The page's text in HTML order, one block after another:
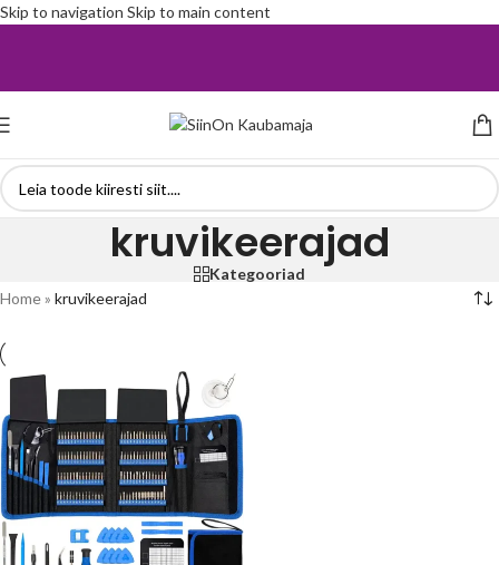
Skip to navigation Skip to main content
kruvikeerajad
Kategooriad
Home» kruvikeerajad